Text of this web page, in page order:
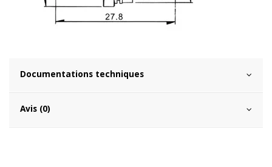
Documentations techniques
Avis (0)